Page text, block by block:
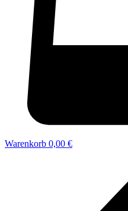
Warenkorb 0,00 €